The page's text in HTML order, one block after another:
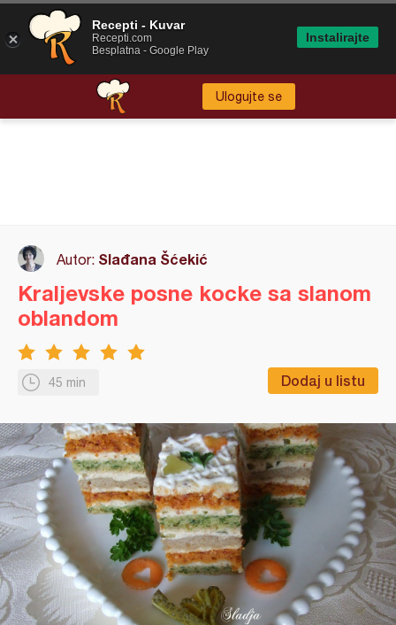
Ulogujte se
Autor: Slađana Šćekić
45 min Dodaj u listu
Kraljevske posne kocke sa slanom
oblandom
Recepti - Kuvar
Recepti.com
Besplatna - Google Play
Instalirajte